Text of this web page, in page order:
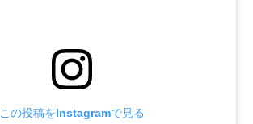
この投稿をInstagramで見る